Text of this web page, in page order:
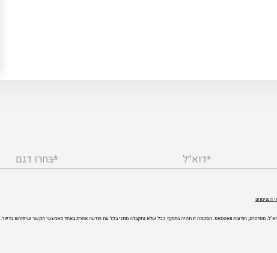
*דוא״ל *בחרו דגם
השימוש
מסרונים, הודעות וואטסאפ. הסכמה זו תהיה בתוקף ככל שלא נתקבלה ממני בכל עת הודעה אחרת באחד מאמצעי הקשר שיפורטו בדיוור.